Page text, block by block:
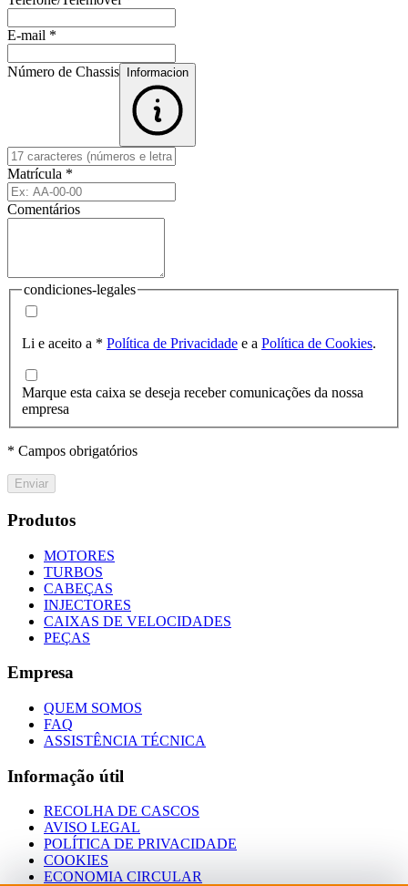
E-mail *
Número de Chassis Informacion
Matrícula *
Comentários
condiciones-legales
Li e aceito a * Política de Privacidade e a Política de Cookies.
Marque esta caixa se deseja receber comunicações da nossa
empresa
* Campos obrigatórios
Enviar
Produtos
MOTORES
TURBOS
CABEÇAS
INJECTORES
CAIXAS DE VELOCIDADES
PEÇAS
Empresa
QUEM SOMOS
FAQ
ASSISTÊNCIA TÉCNICA
Informação útil
RECOLHA DE CASCOS
AVISO LEGAL
POLÍTICA DE PRIVACIDADE
COOKIES
ECONOMIA CIRCULAR